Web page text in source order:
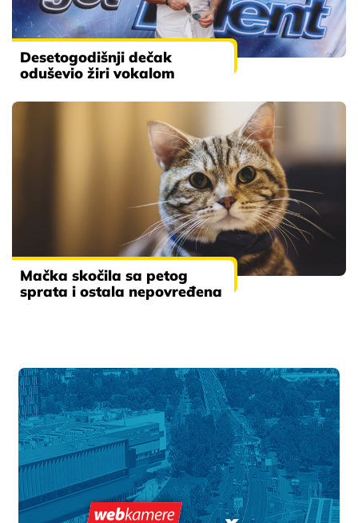
Desetogodišnji dečak
oduševio žiri vokalom
Mačka skočila sa petog
sprata i ostala nepovređena